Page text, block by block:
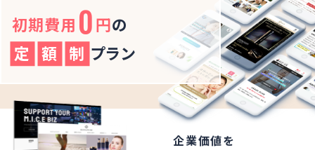
初期費用 0円の
定 額 制 プラン
企業価値を